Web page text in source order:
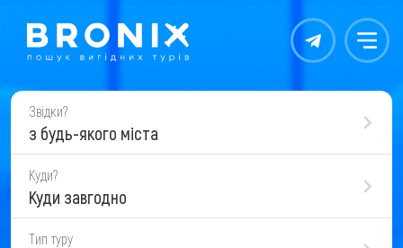
Контакты Меню
Звідки?
з будь-якого міста
Куди?
Куди завгодно
Тип туру